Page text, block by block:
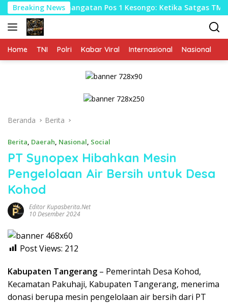
Langsung
ke
konten
Breaking News
Kehangatan Pos 1 Kesongo: Ketika Satgas TMMD 129
Home TNI Polri Kabar Viral Internasional Nasional
Beranda Berita
Berita Daerah Nasional Social
PT Synopex Hibahkan Mesin
Pengelolaan Air Bersih untuk Desa
Kohod
Editor Kupasberita.net
10 Desember 2024
Post Views: 212
Kabupaten Tangerang – Pemerintah Desa Kohod,
Kecamatan Pakuhaji, Kabupaten Tangerang, menerima
donasi berupa mesin pengelolaan air bersih dari PT